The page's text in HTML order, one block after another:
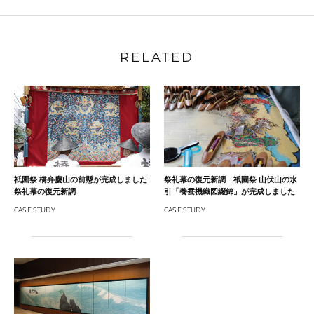
RELATED
祇園祭 橋弁慶山の前懸が完成しました
祭礼幕の復元新調
CASE STUDY
祭礼幕の復元新調 祇園祭 山伏山の水
引「養蚕機織図綴錦」が完成しました
CASE STUDY